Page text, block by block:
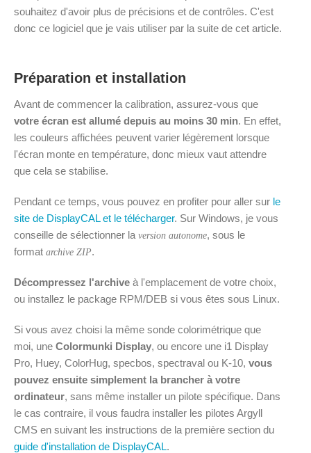
souhaitez d'avoir plus de précisions et de contrôles. C'est
donc ce logiciel que je vais utiliser par la suite de cet article.
Préparation et installation
Avant de commencer la calibration, assurez-vous que
votre écran est allumé depuis au moins 30 min. En effet,
les couleurs affichées peuvent varier légèrement lorsque
l'écran monte en température, donc mieux vaut attendre
que cela se stabilise.
Pendant ce temps, vous pouvez en profiter pour aller sur le
site de DisplayCAL et le télécharger. Sur Windows, je vous
conseille de sélectionner la version autonome, sous le
format archive ZIP.
Décompressez l'archive à l'emplacement de votre choix,
ou installez le package RPM/DEB si vous êtes sous Linux.
Si vous avez choisi la même sonde colorimétrique que
moi, une Colormunki Display, ou encore une i1 Display
Pro, Huey, ColorHug, specbos, spectraval ou K-10, vous
pouvez ensuite simplement la brancher à votre
ordinateur, sans même installer un pilote spécifique. Dans
le cas contraire, il vous faudra installer les pilotes Argyll
CMS en suivant les instructions de la première section du
guide d'installation de DisplayCAL.